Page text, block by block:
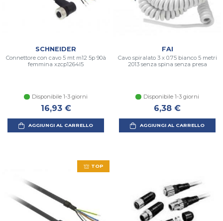
SCHNEIDER
Connettore con cavo 5 mt m12 5p 90à
femmina xzcp1264l5
Disponibile 1-3 giorni
16,93 €
AGGIUNGI AL CARRELLO
FAI
Cavo spiralato 3 x 0.75 bianco 5 metri
2013 senza spina senza presa
Disponibile 1-3 giorni
6,38 €
AGGIUNGI AL CARRELLO
TOP